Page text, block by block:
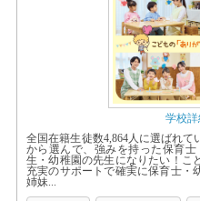
学校
全国在籍生徒数4,864人に選ばれ
から選んで、強みを持った保育
生・幼稚園の先生になりたい！こ
充実のサポートで確実に保育士・
姉妹...